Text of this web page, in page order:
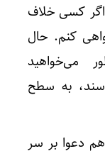
کسی خلاف
کنم. حال
می‌خواهید
به سطح
هم دعوا بر سر